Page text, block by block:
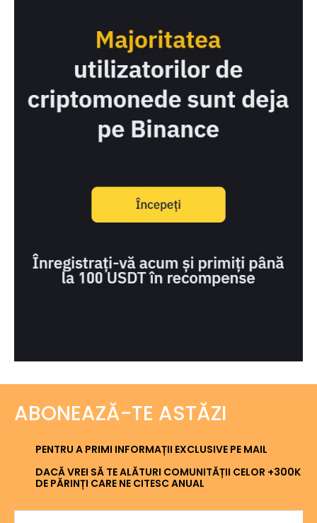
ABONEAZĂ-TE ASTĂZI
PENTRU A PRIMI INFORMAȚII EXCLUSIVE PE MAIL
DACĂ VREI SĂ TE ALĂTURI COMUNITĂȚII CELOR +300K
DE PĂRINȚI CARE NE CITESC ANUAL